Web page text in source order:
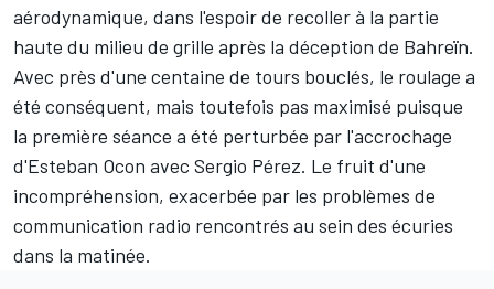
aérodynamique, dans l'espoir de recoller à la partie
haute du milieu de grille après la déception de Bahreïn.
Avec près d'une centaine de tours bouclés, le roulage a
été conséquent, mais toutefois pas maximisé puisque
la première séance a été perturbée par l'accrochage
d'Esteban Ocon avec Sergio Pérez. Le fruit d'une
incompréhension, exacerbée par les problèmes de
communication radio rencontrés au sein des écuries
dans la matinée.